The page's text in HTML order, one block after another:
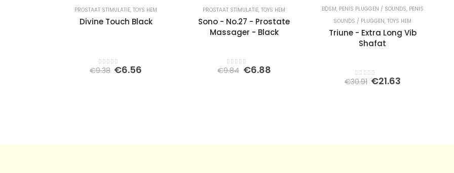
PROSTAAT STIMULATIE,TOYS HEM
Divine Touch Black
0out of 5
€9.38 Oorspronkelijke
€6.56
PROSTAAT STIMULATIE,TOYS HEM
Sono - No.27 - Prostate
Massager - Black
0out of 5
€9.84 Oorspronkelijke
€6.88Huidige
BDSM, PENIS PLUGGEN / SOUNDS, PENIS
SOUNDS / PLUGGEN,TOYS HEM
Triune - Extra Long Vib
Shafat
0out of 5
€30.91 Oorspronkelijke
€21.63Huidige